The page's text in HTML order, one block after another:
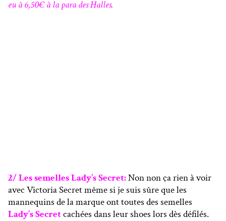
eu à 6,50€ à la para des Halles.
2/ Les semelles Lady’s Secret:Non non ça rien à voir
avec Victoria Secret même si je suis sûre que les
mannequins de la marque ont toutes des semelles
Lady’s Secretcachées dans leur shoes lors dès défilés.